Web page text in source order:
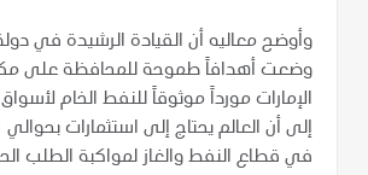
وأوضح معاليه أن القيادة الرشيدة في
وضعت أهدافاً طموحة للمحافظة على
الإمارات مورداً موثوقاً للنفط الخام
في قطاع النفط والغاز لمواكبة الطلب